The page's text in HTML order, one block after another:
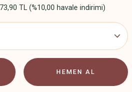
TL (%10,00 havale indirimi)
HEMEN AL